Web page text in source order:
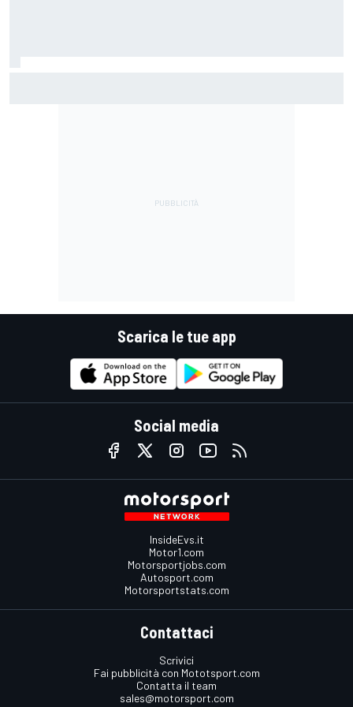
Scarica le tue app
Social media
InsideEvs.it
Motor1.com
Motorsportjobs.com
Autosport.com
Motorsportstats.com
Contattaci
Scrivici
Fai pubblicità con Mototsport.com
Contatta il team
sales@motorsport.com